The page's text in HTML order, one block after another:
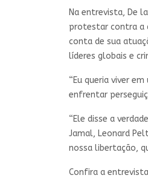
Na entrevista, De
protestar contra a
conta de sua
líderes globais e
“Eu queria viver
enfrentar
“Ele disse a
Jamal, Leonard
nossa libertação,
Confira a